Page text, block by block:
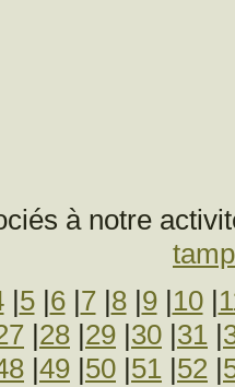
à notre
|5|6|7|8|9|10|
|28 |29 |30 |31 |
|49 |50 |51 |52 |